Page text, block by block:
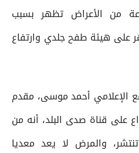
من الأعراض تظهر بسبب
هيئة طفح جلدي وارتفاع
الإعلامي أحمد موسى، مقدم
على قناة صدى البلد، أنه من
والمرض لا يعد معديا